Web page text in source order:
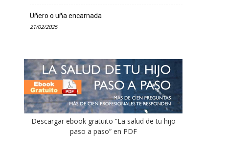
Uñero o uña encarnada
21/02/2025
Descargar ebook gratuito “La salud de tu hijo
paso a paso” en PDF